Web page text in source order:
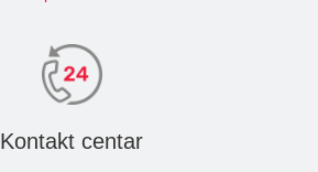
Kontakt centar